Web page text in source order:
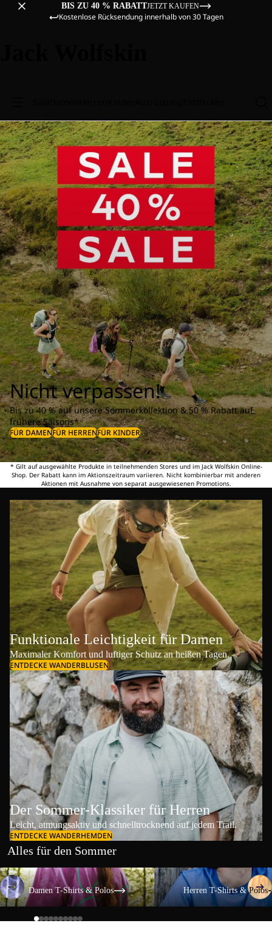
BIS ZU 40 % RABATTJETZT KAUFEN
Kostenlose Rücksendung innerhalb von 30 Tagen
Nicht verpassen!
Bis zu 40 % auf unsere Sommerkollektion & 50 % Rabatt auf
frühere Saisons*
FÜR DAMENFÜR HERRENFÜR KINDER
* Gilt auf ausgewählte Produkte in teilnehmenden Stores und im Jack Wolfskin Online-
Shop. Der Rabatt kann im Aktionszeitraum variieren. Nicht kombinierbar mit anderen
Aktionen mit Ausnahme von separat ausgewiesenen Promotions.
Funktionale Leichtigkeit für Damen
Maximaler Komfort und luftiger Schutz an heißen Tagen.
ENTDECKE WANDERBLUSEN
Der Sommer-Klassiker für Herren
Leicht, atmungsaktiv und schnelltrocknend auf jedem Trail.
ENTDECKE WANDERHEMDEN
Alles für den Sommer
Damen T-Shirts & Polos
Damen T-Shirts & Polos
Herren T-Shirts & Polos
Herren T-Shirts & Polos